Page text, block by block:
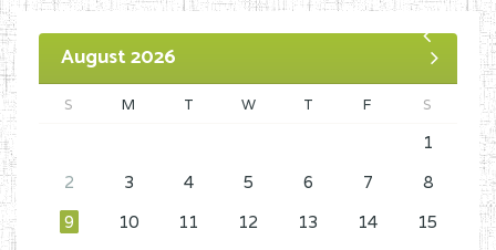
August 2026
S M T W T F S
1
2
3 4 5 6 7
8
9
10 11 12 13 14
15